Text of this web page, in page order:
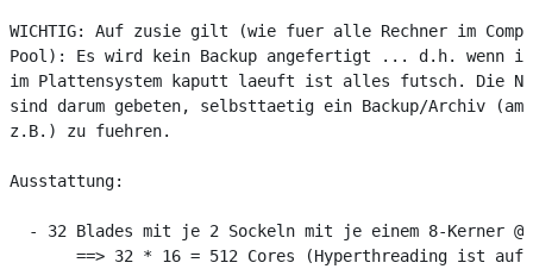
WICHTIG: Auf zusie gilt (wie fuer alle Rechner im
Pool): Es wird kein Backup angefertigt ... d.h. wenn
im Plattensystem kaputt laeuft ist alles futsch. Die
sind darum gebeten, selbsttaetig ein Backup/Archiv
z.B.) zu fuehren.
Ausstattung:
- 32 Blades mit je 2 Sockeln mit je einem 8-Kerner @
==> 32 * 16 = 512 Cores (Hyperthreading ist